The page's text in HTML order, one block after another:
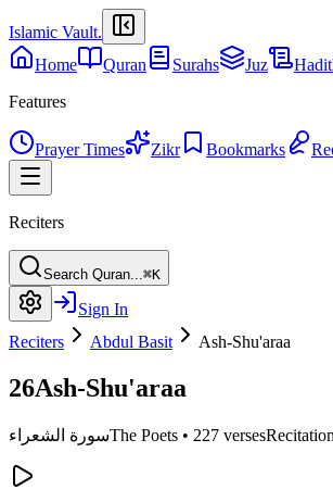
Islamic Vault.
Home
Quran Surahs Juz
Features
Prayer Times Zikr Bookmarks
Reciters
Search Quran...⌘K
Sign In
Reciters
Abdul Basit Ash-Shu'araa
26Ash-Shu'araa
سورة الشعراءThe Poets • 227 verses